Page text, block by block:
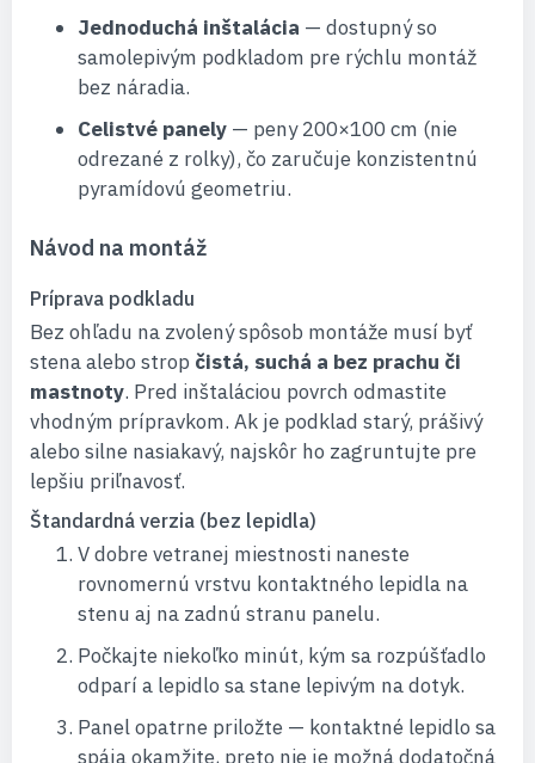
Jednoduchá inštalácia — dostupný so
samolepivým podkladom pre rýchlu montáž
bez náradia.
Celistvé panely — peny 200×100 cm (nie
odrezané z rolky), čo zaručuje konzistentnú
pyramídovú geometriu.
Návod na montáž
Príprava podkladu
Bez ohľadu na zvolený spôsob montáže musí byť
stena alebo strop čistá, suchá a bez prachu či
mastnoty. Pred inštaláciou povrch odmastite
vhodným prípravkom. Ak je podklad starý, prášivý
alebo silne nasiakavý, najskôr ho zagruntujte pre
lepšiu priľnavosť.
Štandardná verzia (bez lepidla)
V dobre vetranej miestnosti naneste
rovnomernú vrstvu kontaktného lepidla na
stenu aj na zadnú stranu panelu.
Počkajte niekoľko minút, kým sa rozpúšťadlo
odparí a lepidlo sa stane lepivým na dotyk.
Panel opatrne priložte — kontaktné lepidlo sa
spája okamžite, preto nie je možná dodatočná